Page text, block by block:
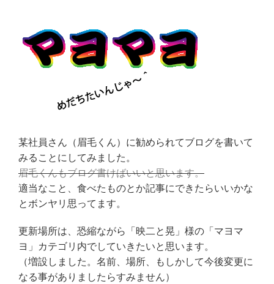
某社員さん（眉毛くん）に勧められてブログを書いて
みることにしてみました。
眉毛くんもブログ書けばいいと思います。
適当なこと、食べたものとか記事にできたらいいかな
とボンヤリ思ってます。
更新場所は、恐縮ながら「映二と晃」様の「マヨマ
ヨ」カテゴリ内でしていきたいと思います。
（増設しました。名前、場所、もしかして今後変更に
なる事がありましたらすみません）